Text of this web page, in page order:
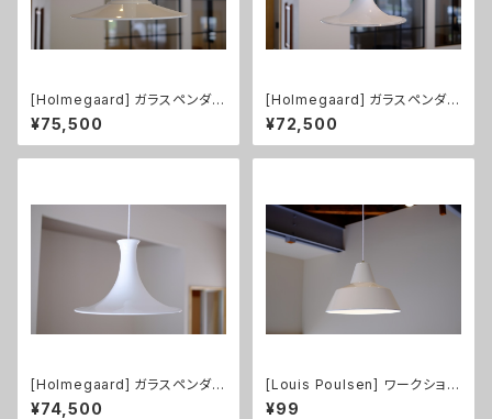
[Holmegaard] ガラスペンダン
トライト Mythos XL size
¥75,500
[Holmegaard] ガラスペンダン
トライト Etude1
¥72,500
[Holmegaard] ガラスペンダン
トライト Mandarin XL size
¥74,500
[Louis Poulsen] ワークショッ
プランプ ホワイト
¥99